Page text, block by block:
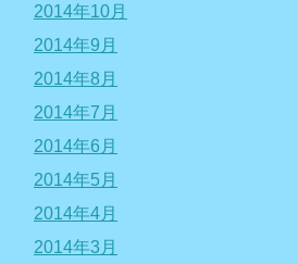
2014年10月
2014年9月
2014年8月
2014年7月
2014年6月
2014年5月
2014年4月
2014年3月